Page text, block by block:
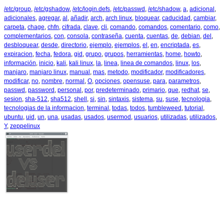
/etc/group /etc/gshadow, /etc/login.defs /etc/passwd /etc/shadow, a adicional
adicionales agregar, al añadir, arch arch linux bloquear, caducidad cambiar,
carpeta chage chfn cifrada clave cli comando comandos comentario como
complementarios con consola contraseña cuenta cuentas de debian del
desbloquear, desde directorio ejemplo ejemplos el en encriptada es
expiracion fecha fedora gid grupo grupos herramientas home howto
información inicio kali kali linux la linea linea de comandos linux los
manjaro manjaro linux manual mas metodo modificador, modificadores
modificar, no nombre normal O opciones opensuse para parametros
passwd password personal por, predeterminado primario que redhat, se
sesion sha-512 sha512 shell si sin sintaxis sistema su suse tecnologia
tecnologias de la informacion terminal todas todos tumbleweed tutorial
ubuntu uid un una usadas usados usermod usuarios utilizadas utilizados
Y, zeppelinux